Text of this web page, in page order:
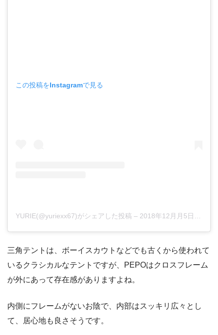
この投稿をInstagramで見る
YURIE(@yuriexx67)がシェアした投稿 – 2018年12月月5日午前3時58分PST
三角テントは、ボーイスカウトなどでも古くから使われて
いるクラシカルなテントですが、PEPOはクロスフレーム
が外にあって存在感がありますよね。
内側にフレームがないお陰で、内部はスッキリ広々とし
て、居心地も良さそうです。